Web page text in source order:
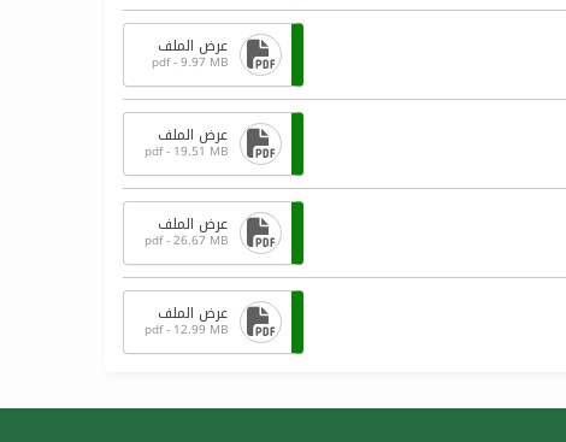
عرض الملف
pdf - 9.97 MB
عرض الملف
pdf - 19.51 MB
عرض الملف
pdf - 26.67 MB
عرض الملف
pdf - 12.99 MB